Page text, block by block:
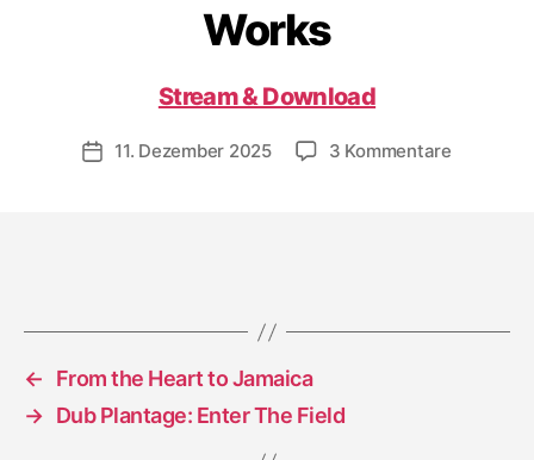
Works
Stream & Download
Veröffentlichungsdatum
11. Dezember 2025 3 Kommentarezu
Works
←
From the Heart to Jamaica
→ Dub Plantage: Enter The Field